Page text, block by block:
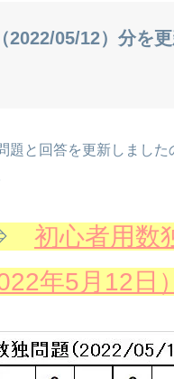
2022/05/12）分を
題と回答を更新しました
初心者用数
年5月12日）